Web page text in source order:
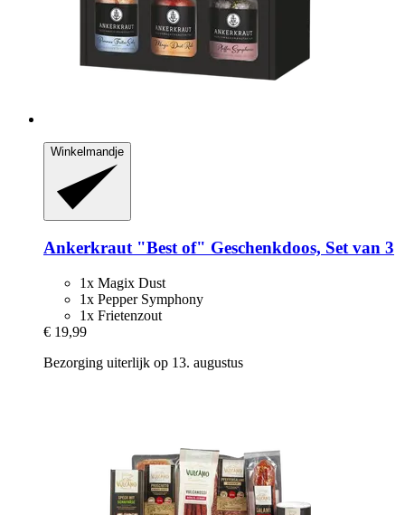
Winkelmandje
Ankerkraut "Best of" Geschenkdoos, Set van 3
1x Magix Dust
1x Pepper Symphony
1x Frietenzout
€ 19,99
Bezorging uiterlijk op 13. augustus